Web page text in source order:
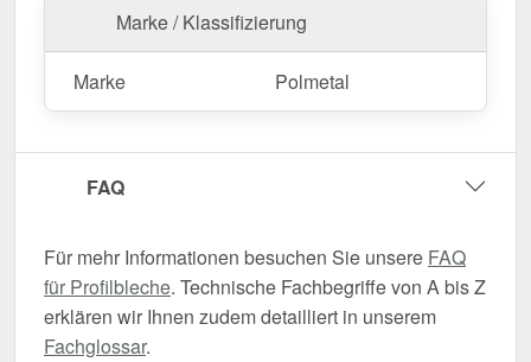
Marke / Klassifizierung
Marke Polmetal
FAQ
Für mehr Informationen besuchen Sie unsere FAQ
für Profilbleche. Technische Fachbegriffe von A bis Z
erklären wir Ihnen zudem detailliert in unserem
Fachglossar.